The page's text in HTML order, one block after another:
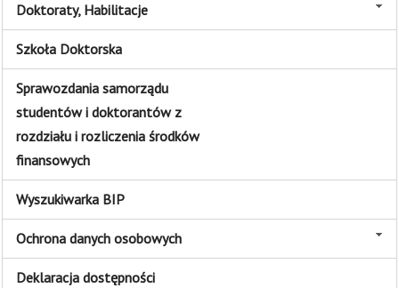
Doktoraty, Habilitacje
Szkoła Doktorska
Sprawozdania samorządu
studentów i doktorantów z
rozdziału i rozliczenia środków
finansowych
Wyszukiwarka BIP
Ochrona danych osobowych
Deklaracja dostępności